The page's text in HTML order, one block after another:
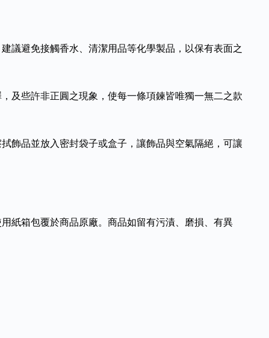
議避免接觸香水、清潔用品等化學製品，以保有表面之
及些許非正圓之現象，使每一條項鍊皆唯獨一無二之款
飾品並放入密封袋子或盒子，讓飾品與空氣隔絕，可讓
紙箱包覆於商品原廠。商品如留有污漬、磨損、有異